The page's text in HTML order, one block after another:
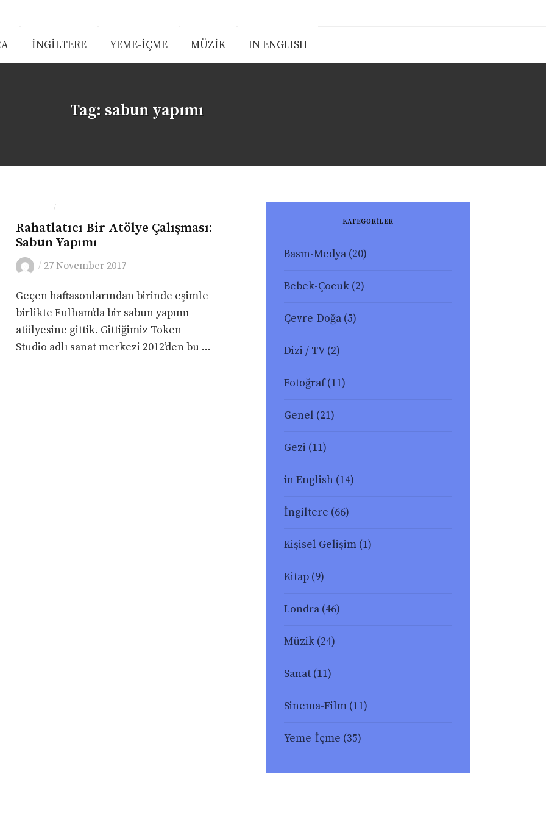
İNGİLTERE YEME-İÇME MÜZİK IN ENGLISH
Tag: sabun yapımı
/
Rahatlatıcı Bir Atölye Çalışması:
Sabun Yapımı
/ 27 November 2017
Geçen haftasonlarından birinde eşimle
birlikte Fulham’da bir sabun yapımı
atölyesine gittik. Gittiğimiz Token
Studio adlı sanat merkezi 2012’den bu ...
KATEGORİLER
Basın-Medya(20)
Bebek-Çocuk(2)
Çevre-Doğa(5)
Dizi / TV(2)
Fotoğraf(11)
Genel (21)
Gezi (11)
in English(14)
İngiltere (66)
Kişisel Gelişim(1)
Kitap(9)
Londra(46)
Müzik(24)
Sanat(11)
Sinema-Film(11)
Yeme-İçme (35)